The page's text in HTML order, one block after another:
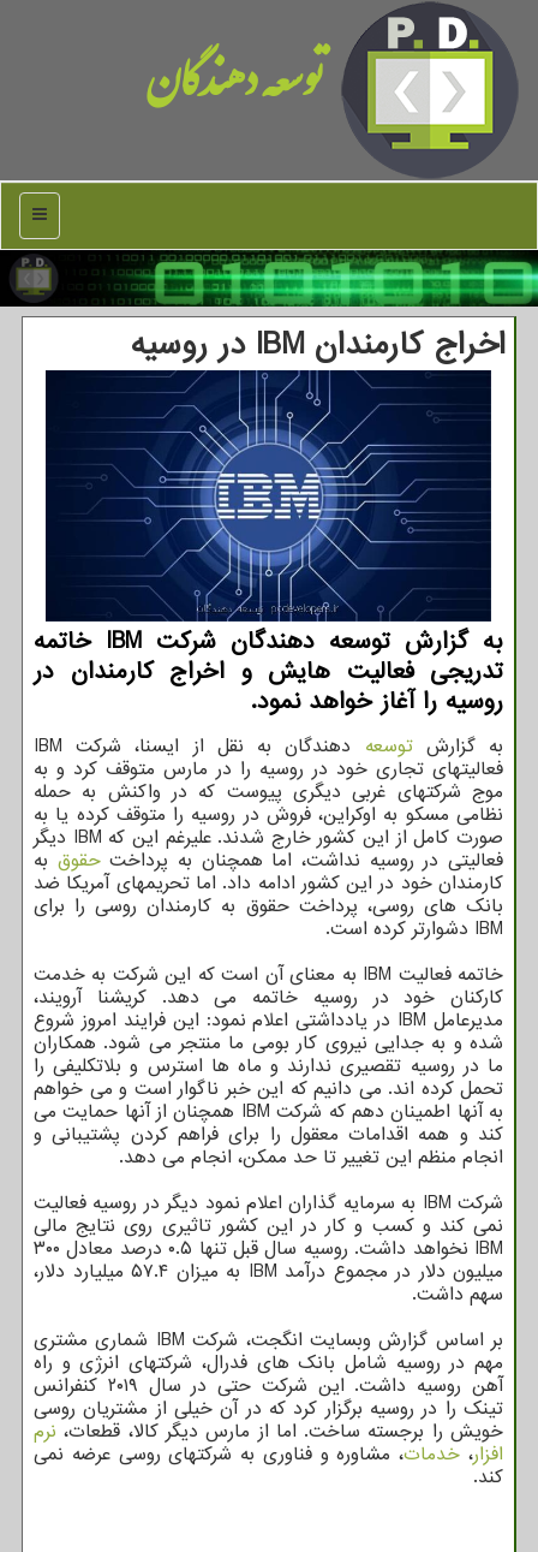
توسعه دهندگان
منو
اخراج کارمندان IBM در روسیه
به گزارش توسعه دهندگان شرکت IBM خاتمه
تدریجی فعالیت هایش و اخراج کارمندان در
روسیه را آغاز خواهد نمود.
به گزارشتوسعه دهندگان به نقل از ایسنا، شرکت IBM
فعالیتهای تجاری خود در روسیه را در مارس متوقف کرد و به
موج شرکتهای غربی دیگری پیوست که در واکنش به حمله
نظامی مسکو به اوکراین، فروش در روسیه را متوقف کرده یا به
صورت کامل از این کشور خارج شدند. علیرغم این که IBM دیگر
فعالیتی در روسیه نداشت، اما همچنان به پرداختحقوق به
کارمندان خود در این کشور ادامه داد. اما تحریمهای آمریکا ضد
بانک های روسی، پرداخت حقوق به کارمندان روسی را برای
IBM دشوارتر کرده است.
خاتمه فعالیت IBM به معنای آن است که این شرکت به خدمت
کارکنان خود در روسیه خاتمه می دهد. کریشنا آرویند،
مدیرعامل IBM در یادداشتی اعلام نمود: این فرایند امروز شروع
شده و به جدایی نیروی کار بومی ما منتجر می شود. همکاران
ما در روسیه تقصیری ندارند و ماه ها استرس و بلاتکلیفی را
تحمل کرده اند. می دانیم که این خبر ناگوار است و می خواهم
به آنها اطمینان دهم که شرکت IBM همچنان از آنها حمایت می
کند و همه اقدامات معقول را برای فراهم کردن پشتیبانی و
انجام منظم این تغییر تا حد ممکن، انجام می دهد.
شرکت IBM به سرمایه گذاران اعلام نمود دیگر در روسیه فعالیت
نمی کند و کسب و کار در این کشور تاثیری روی نتایج مالی
IBM نخواهد داشت. روسیه سال قبل تنها ۰.۵ درصد معادل ۳۰۰
میلیون دلار در مجموع درآمد IBM به میزان ۵۷.۴ میلیارد دلار،
سهم داشت.
بر اساس گزارش وبسایت انگجت، شرکت IBM شماری مشتری
مهم در روسیه شامل بانک های فدرال، شرکتهای انرژی و راه
آهن روسیه داشت. این شرکت حتی در سال ۲۰۱۹ کنفرانس
تینک را در روسیه برگزار کرد که در آن خیلی از مشتریان روسی
خویش را برجسته ساخت. اما از مارس دیگر کالا، قطعات، نرم
افزار، خدمات، مشاوره و فناوری به شرکتهای روسی عرضه نمی
کند.